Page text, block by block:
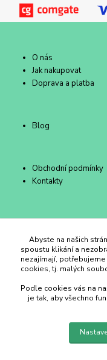
O nás
Jak nakupovat
Doprava a platba
Blog
Obchodní podmínky
Kontakty
Duhový Ateliér Kroměříž
+420 734 258 002
Abyste na našich
spoustu klikání a
nezajímají,
cookies, tj. malých
Podle cookies vás na
je tak, aby všechno